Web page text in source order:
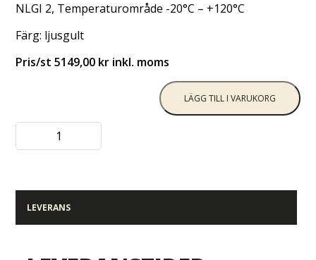
NLGI 2, Temperaturområde -20°C – +120°C
Färg: ljusgult
Pris/st 5149,00 kr inkl. moms
LÄGG TILL I VARUKORG
LEVERANS